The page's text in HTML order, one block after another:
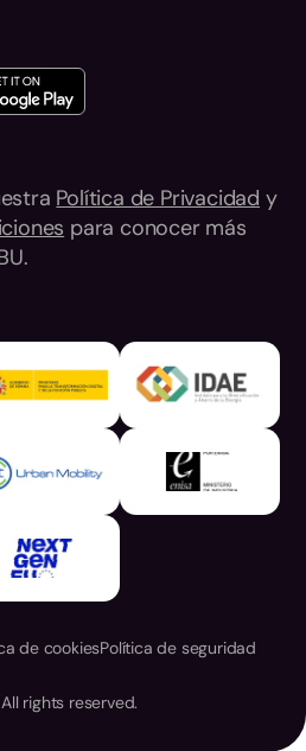
Política de Privacidad y
para conocer más
de cookiesPolítica de seguridad
rights reserved.